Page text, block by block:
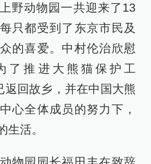
野动物园一共迎来了13
只都受到了东京市民及
的喜爱。中村伦治欣慰
了推进大熊猫保护工
返回故乡，并在中国大熊
心全体成员的努力下，
生活。